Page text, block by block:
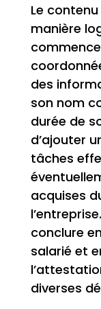
Le
manière
des
son nom
durée de
d’ajouter
tâches
acquises
conclure
salarié et
diverses